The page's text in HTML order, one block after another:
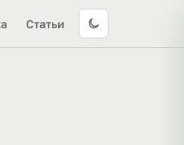
Статьи